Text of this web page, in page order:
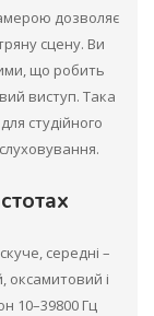
дозволяє
сцену. Ви
що робить
виступ. Така
студійного
середні –
оксамитовий і
10–39800 Гц